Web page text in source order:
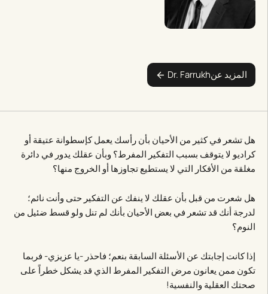
هل تشعر في كثير من الأحيان بأن رأسك يعمل كإسطوانة عتيقة أو
كراديو لا يتوقف بسبب التفكير المفرط؟ وبأن عقلك يدور في دائرة
مغلقة من الأفكار التي لا يستطيع تجاوزها أو الخروج منها؟
هل شعرت من قبل بأن عقلك لا ينفك عن التفكير حتى وأنت نائم؛
لدرجة أنك قد تشعر في بعض الأحيان بأنك لم تنل ولو قسط ضئيل من
النوم؟
إذا كانت إجابتك عن الأسئلة السابقة بنعم؛ فاحذر -يا عزيزي- فربما
تكون ممن يعانون مرض التفكير المفرط الذي قد يشكل خطراً على
صحتك العقلية والنفسية!
المزيد عنDr. Farrukh